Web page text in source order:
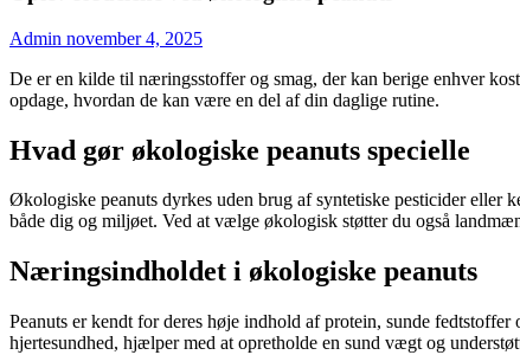
Admin november 4, 2025
De er en kilde til næringsstoffer og smag, der kan berige enhver
opdage, hvordan de kan være en del af din daglige rutine.
Hvad gør økologiske peanuts specielle
Økologiske peanuts dyrkes uden brug af syntetiske pesticider eller
både dig og miljøet. Ved at vælge økologisk støtter du også
Næringsindholdet i økologiske peanuts
Peanuts er kendt for deres høje indhold af protein, sunde
hjertesundhed, hjælper med at opretholde en sund vægt og